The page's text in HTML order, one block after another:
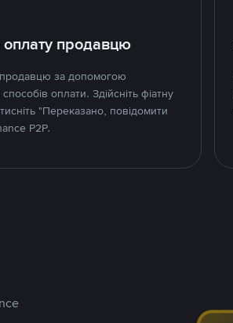
оплату продавцю
продавцю за допомогою
оплати. Здійсніть фіатну
"Переказано, повідомити
P2P.